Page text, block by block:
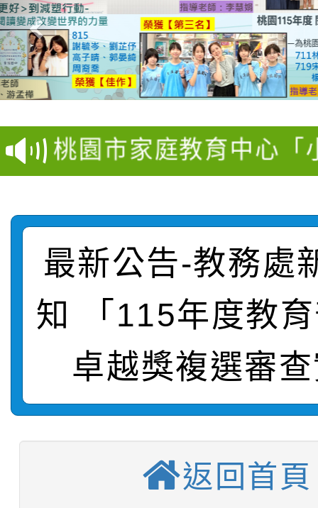
【甄選結果(第11招)】
學年度第1學期第7次代
結果(第11招)
【甄選結果(第3招)】
學年度第1學期第9次代
結果(第3招)
桃園市家庭教育中心「
程資訊」、「暑期親子
「祖孫樂淘桃」、「愛
絕-親子共學同樂會」
站幸福系列講座及成長
宣導。
「校園短影音徵選活動
員」簡章及活動海報，
踴躍報名參加
115學年度新生訓練注
115學年度新生補報到
結果
【甄選結果(第10招)】
學年度第1學期第7次代
結果(第10招)
【甄選結果(第2招)】
學年度第1學期第9次
結果(第2招)
轉知：本市公務人員
9月16日本府B2大禮堂
1次會員大會暨第7屆
函轉運動部全民運動署
推動社區運動俱樂部營
計畫」1 份，請踴躍報
【甄選結果(第11招)】
學年度第1學期第7次
【甄選結果(第3招)】
最新公告-教務處
知 「115年度教
卓越獎複選審
返回首頁